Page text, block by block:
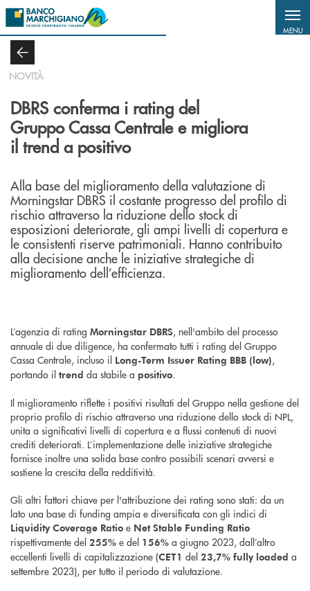
Salta al contenuto principale
MENU
NOVITÀ
DBRS conferma i rating del
Gruppo Cassa Centrale e migliora
il trend a positivo
Alla base del miglioramento della valutazione di
Morningstar DBRS il costante progresso del profilo di
rischio attraverso la riduzione dello stock di
esposizioni deteriorate, gli ampi livelli di copertura e
le consistenti riserve patrimoniali. Hanno contribuito
alla decisione anche le iniziative strategiche di
miglioramento dell’efficienza.
L’agenzia di rating Morningstar DBRS, nell'ambito del processo
annuale di due diligence, ha confermato tutti i rating del Gruppo
Cassa Centrale, incluso il Long-Term Issuer Rating BBB (low),
portando il trend da stabile a positivo.
Il miglioramento riflette i positivi risultati del Gruppo nella gestione del
proprio profilo di rischio attraverso una riduzione dello stock di NPL,
unita a significativi livelli di copertura e a flussi contenuti di nuovi
crediti deteriorati. L’implementazione delle iniziative strategiche
fornisce inoltre una solida base contro possibili scenari avversi e
sostiene la crescita della redditività.
Gli altri fattori chiave per l'attribuzione dei rating sono stati: da un
lato una base di funding ampia e diversificata con gli indici di
Liquidity Coverage Ratio e Net Stable Funding Ratio
rispettivamente del 255% e del 156% a giugno 2023, dall’altro
eccellenti livelli di capitalizzazione (CET1 del 23,7% fully loaded a
settembre 2023), per tutto il periodo di valutazione.